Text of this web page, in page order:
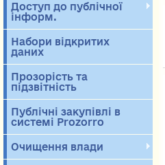
Доступ до публічної
інформ.
Набори відкритих
даних
Прозорість та
підзвітність
Публічні закупівлі в
системі Prozorro
Очищення влади